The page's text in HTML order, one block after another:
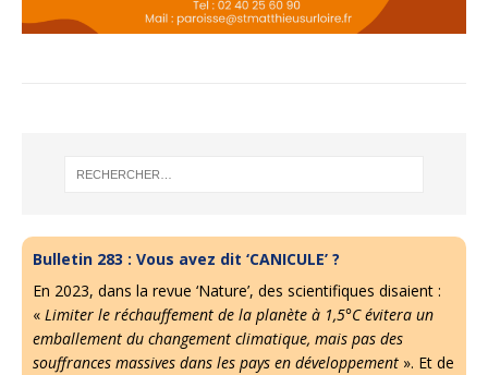
Bulletin 283 : Vous avez dit ‘CANICULE’ ?
En 2023, dans la revue ‘Nature’, des scientifiques disaient :
« Limiter le réchauffement de la planète à 1,5°C évitera un
emballement du changement climatique, mais pas des
souffrances massives dans les pays en développement ». Et de